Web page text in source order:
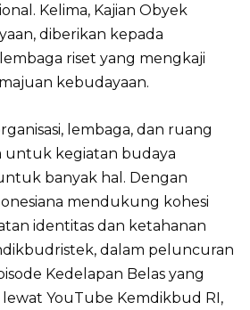
Kelima, Kajian Obyek
diberikan kepada
riset yang mengkaji
kebudayaan.
lembaga, dan ruang
untuk kegiatan budaya
banyak hal. Dengan
mendukung kohesi
identitas dan ketahanan
dalam peluncuran
Kedelapan Belas yang
YouTube Kemdikbud RI,